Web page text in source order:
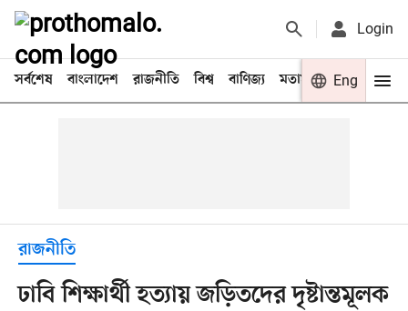
Login
সর্বশেষ বাংলাদেশ রাজনীতি বিশ্ব বাণিজ্য মতামত খেলা
Eng
রাজনীতি
ঢাবি শিক্ষার্থী হত্যায় জড়িতদের দৃষ্টান্তমূলক